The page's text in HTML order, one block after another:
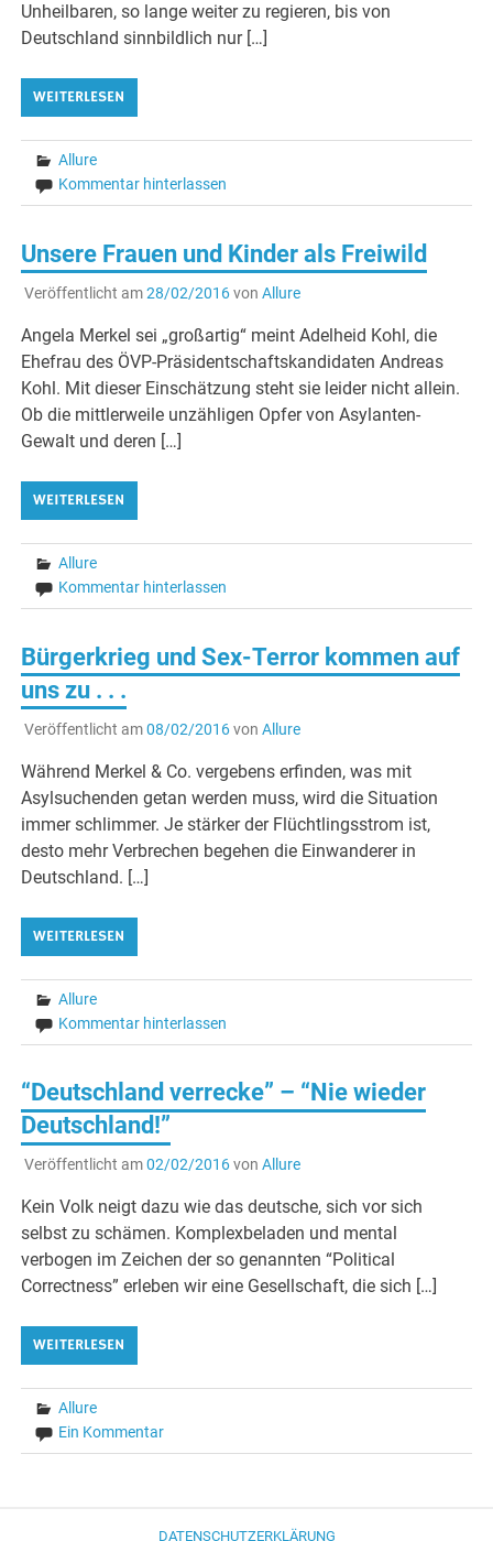
Unheilbaren, so lange weiter zu regieren, bis von
Deutschland sinnbildlich nur […]
WEITERLESEN
Allure
Kommentar hinterlassen
Unsere Frauen und Kinder als Freiwild
Veröffentlicht am28/02/2016von Allure
Angela Merkel sei „großartig“ meint Adelheid Kohl, die
Ehefrau des ÖVP-Präsidentschaftskandidaten Andreas
Kohl. Mit dieser Einschätzung steht sie leider nicht allein.
Ob die mittlerweile unzähligen Opfer von Asylanten-
Gewalt und deren […]
WEITERLESEN
Allure
Kommentar hinterlassen
Bürgerkrieg und Sex-Terror kommen auf
uns zu . . .
Veröffentlicht am08/02/2016von Allure
Während Merkel & Co. vergebens erfinden, was mit
Asylsuchenden getan werden muss, wird die Situation
immer schlimmer. Je stärker der Flüchtlingsstrom ist,
desto mehr Verbrechen begehen die Einwanderer in
Deutschland. […]
WEITERLESEN
Allure
Kommentar hinterlassen
“Deutschland verrecke” – “Nie wieder
Deutschland!”
Veröffentlicht am02/02/2016von Allure
Kein Volk neigt dazu wie das deutsche, sich vor sich
selbst zu schämen. Komplexbeladen und mental
verbogen im Zeichen der so genannten “Political
Correctness” erleben wir eine Gesellschaft, die sich […]
WEITERLESEN
Allure
Ein Kommentar
DATENSCHUTZERKLÄRUNG